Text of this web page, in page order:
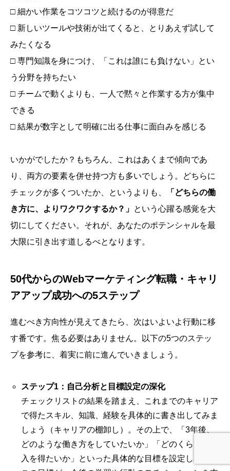
□ 細かい作業をコツコツと続けるのが得意だ
□ 新しいツールや技術が出てくると、とりあえず試して
みたくなる
□ 専門知識を身につけ、「これは誰にも負けない」とい
う分野を持ちたい
□ チームで動くよりも、一人で黙々と作業する方が集中
できる
□ 結果が数字として明確に出る仕事に面白みを感じる
いかがでしたか？もちろん、これはあくまで傾向であ
り、両方の要素を併せ持つ方も多いでしょう。どちらに
チェックが多くついたか、というよりも、
「どちらの働
き方に、よりワクワクするか？」 という心躍る感覚を大
切にしてください。それが、あなたのポテンシャルを最
大限に引き出す道しるべとなります。
50代からのWebマーケティング転職・キャリ
アアップ成功への5ステップ
進むべき方向性が見えてきたら、次はいよいよ行動に移
す番です。焦る必要はありません。以下の5つのステッ
プを参考に、着実に前に進んでいきましょう。
ステップ1：自己分析と目標設定の深化
チェックリストの結果を踏まえ、これまでのキャリア
で得たスキル、知識、経験を具体的に書き出してみま
しょう（キャリアの棚卸し）。その上で、「3年後、
どのような働き方をしていたいか」「どのくらいの収
入を得たいか」といった具体的な目標を設定します。